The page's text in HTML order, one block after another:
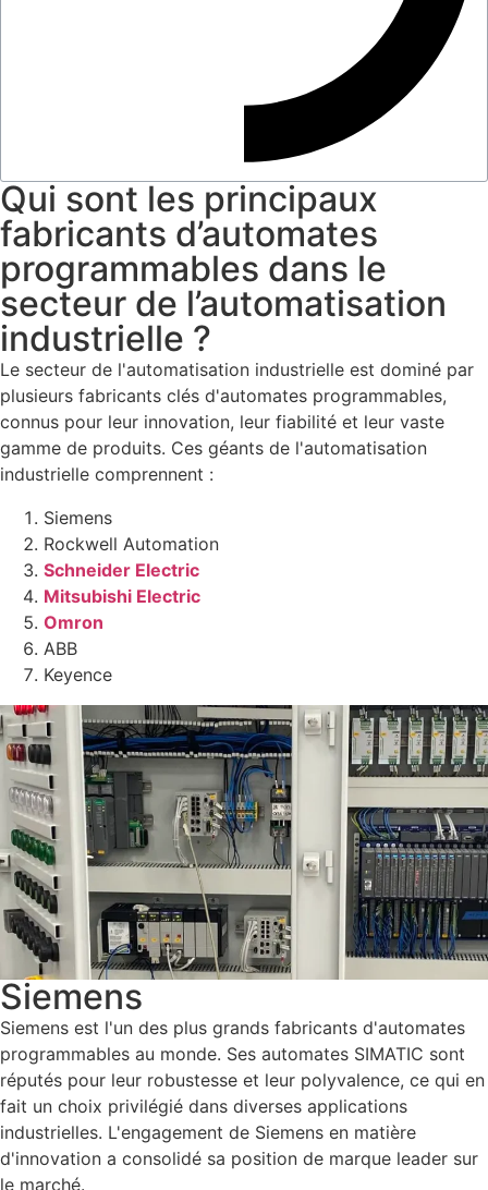
Qui sont les principaux
fabricants d’automates
programmables dans le
secteur de l’automatisation
industrielle ?
Le secteur de l'automatisation industrielle est dominé par
plusieurs fabricants clés d'automates programmables,
connus pour leur innovation, leur fiabilité et leur vaste
gamme de produits. Ces géants de l'automatisation
industrielle comprennent :
Siemens
Rockwell Automation
Schneider Electric
Mitsubishi Electric
Omron
ABB
Keyence
Siemens
Siemens est l'un des plus grands fabricants d'automates
programmables au monde. Ses automates SIMATIC sont
réputés pour leur robustesse et leur polyvalence, ce qui en
fait un choix privilégié dans diverses applications
industrielles. L'engagement de Siemens en matière
d'innovation a consolidé sa position de marque leader sur
le marché.